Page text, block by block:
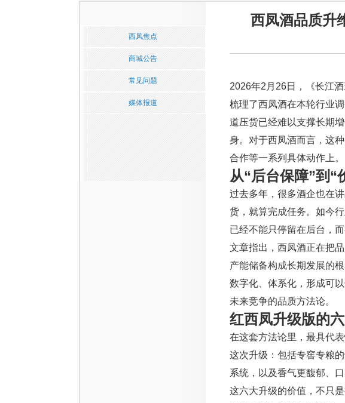
西凤焦点
商城公告
常见问题
媒体报道
西凤酒品质升
2026年2月26日，《长江
梳理了西凤酒在本轮行业
道压货已经难以支撑长期
身。对于西凤酒而言，这
合作等一系列具体动作上。
从“后台保障”到“
过去多年，很多酒企也在
货，就算完成任务。如今
已经不能只停留在后台，
文章指出，西凤酒正在把
产能储备构成长期发展的
数字化、体系化，形成可
未来竞争的品质方法论。
红西凤升级版的
在这套方法论里，最具代
这次升级：包括专窖专粮
系统，以及香气更馥郁、
这六大升级的价值，不只